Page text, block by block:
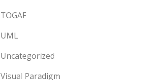
TOGAF
UML
Uncategorized
Visual Paradigm